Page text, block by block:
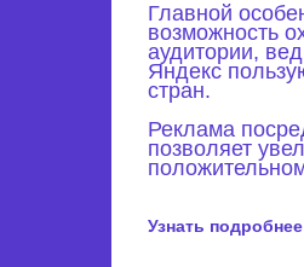
Главной
возможность
аудитории,
Яндекс
стран.
Реклама
позволяет
Узнать подробнее